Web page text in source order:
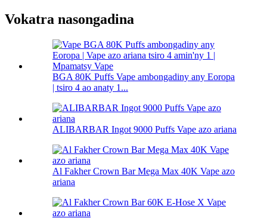
Vokatra nasongadina
BGA 80K Puffs Vape ambongadiny any Eoropa
| tsiro 4 ao anaty 1...
ALIBARBAR Ingot 9000 Puffs Vape azo ariana
Al Fakher Crown Bar Mega Max 40K Vape azo
ariana